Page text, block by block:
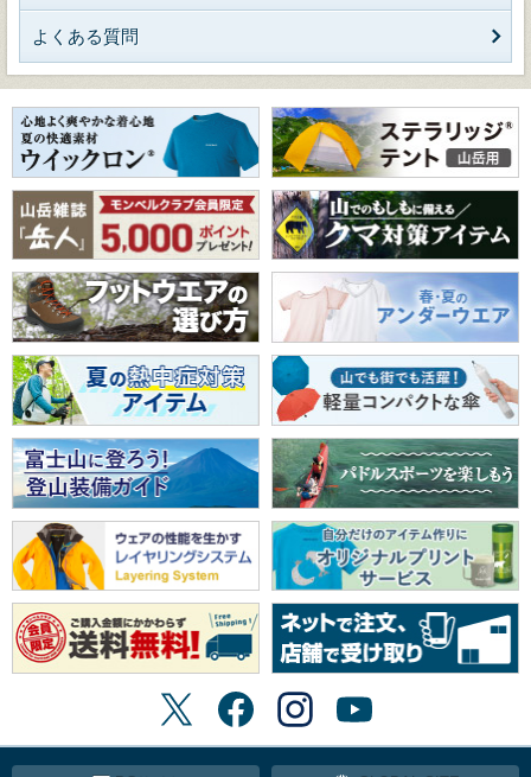
よくある質問